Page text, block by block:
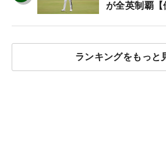
が全英制覇【
ランキングをもっと